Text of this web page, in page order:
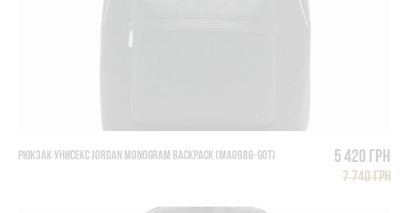
РЮКЗАК УНИСЕКС JORDAN MONOGRAM BACKPACK (MA0986-G0T) 5 420 грн
7 740 грн